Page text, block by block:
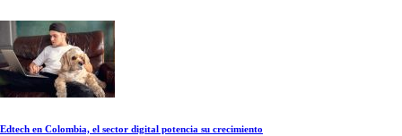
Edtech en Colombia, el sector digital potencia su crecimiento